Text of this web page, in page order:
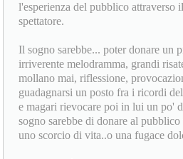
l'esperienza del pubblico attraverso
spettatore.
Il sogno sarebbe... poter donare un
irriverente melodramma, grandi
mollano mai, riflessione,
guadagnarsi un posto fra i ricordi
e magari rievocare poi in lui un po'
sogno sarebbe di donare al
uno scorcio di vita..o una fugace